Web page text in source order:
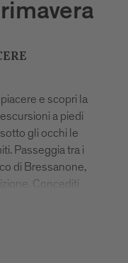
e scopri la
a piedi
gli occhi le
Passeggia tra i
di Bressanone,
Concediti
altoatesina